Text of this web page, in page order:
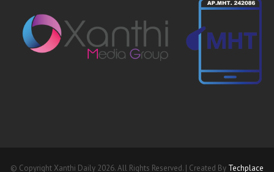
© Copyright Xanthi Daily 2026. All Rights Reserved. | Created By Techplace